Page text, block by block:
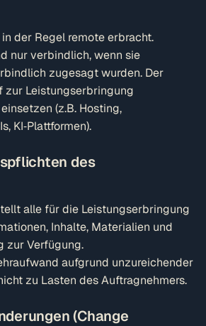
der Regel remote erbracht.
nur verbindlich, wenn sie
zugesagt wurden. Der
zur Leistungserbringung
(z.B. Hosting,
KI‑Plattformen).
des
alle für die Leistungserbringung
Inhalte, Materialien und
zur Verfügung.
aufgrund unzureichender
zu Lasten des Auftragnehmers.
(Change